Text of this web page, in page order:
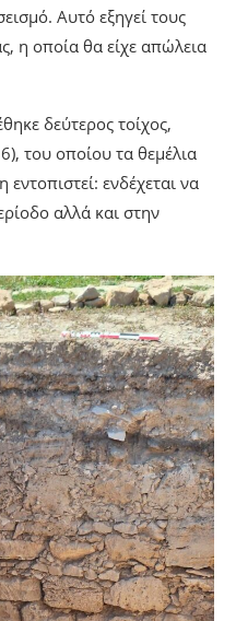
Αυτό εξηγεί τους
η οποία θα είχε απώλεια
δεύτερος τοίχος,
του οποίου τα θεμέλια
ενδέχεται να
αλλά και στην